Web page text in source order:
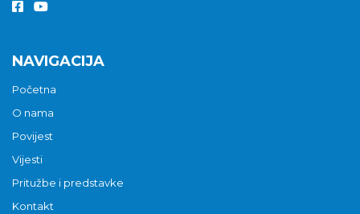
NAVIGACIJA
Početna
O nama
Povijest
Vijesti
Pritužbe i predstavke
Kontakt